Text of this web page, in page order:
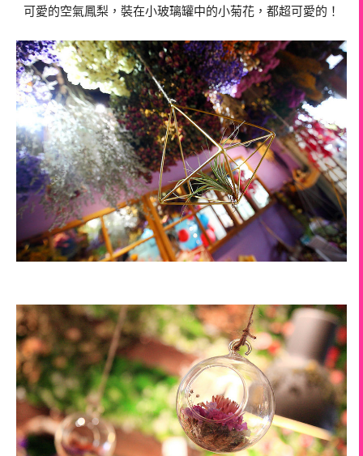
可愛的空氣鳳梨，裝在小玻璃罐中的小菊花，都超可愛的！